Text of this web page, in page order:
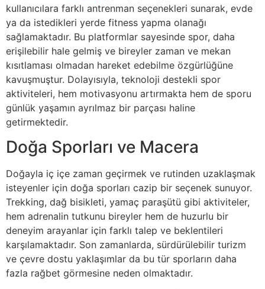
kullanıcılara farklı antrenman seçenekleri sunarak, evde
ya da istedikleri yerde fitness yapma olanağı
sağlamaktadır. Bu platformlar sayesinde spor, daha
erişilebilir hale gelmiş ve bireyler zaman ve mekan
kısıtlaması olmadan hareket edebilme özgürlüğüne
kavuşmuştur. Dolayısıyla, teknoloji destekli spor
aktiviteleri, hem motivasyonu artırmakta hem de sporu
günlük yaşamın ayrılmaz bir parçası haline
getirmektedir.
Doğa Sporları ve Macera
Doğayla iç içe zaman geçirmek ve rutinden uzaklaşmak
isteyenler için doğa sporları cazip bir seçenek sunuyor.
Trekking, dağ bisikleti, yamaç paraşütü gibi aktiviteler,
hem adrenalin tutkunu bireyler hem de huzurlu bir
deneyim arayanlar için farklı talep ve beklentileri
karşılamaktadır. Son zamanlarda, sürdürülebilir turizm
ve çevre dostu yaklaşımlar da bu tür sporların daha
fazla rağbet görmesine neden olmaktadır.